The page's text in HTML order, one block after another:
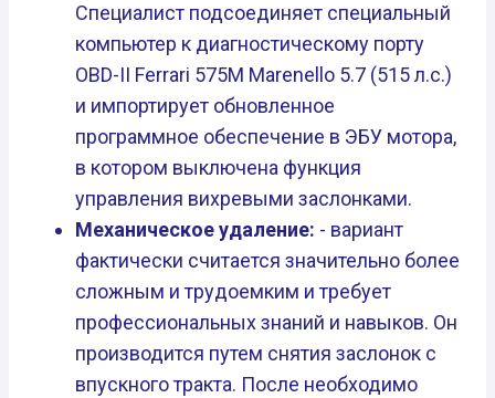
Специалист подсоединяет специальный
компьютер к диагностическому порту
OBD-II Ferrari 575M Marenello 5.7 (515 л.с.)
и импортирует обновленное
программное обеспечение в ЭБУ мотора,
в котором выключена функция
управления вихревыми заслонками.
Механическое удаление: - вариант
фактически считается значительно более
сложным и трудоемким и требует
профессиональных знаний и навыков. Он
производится путем снятия заслонок с
впускного тракта. После необходимо